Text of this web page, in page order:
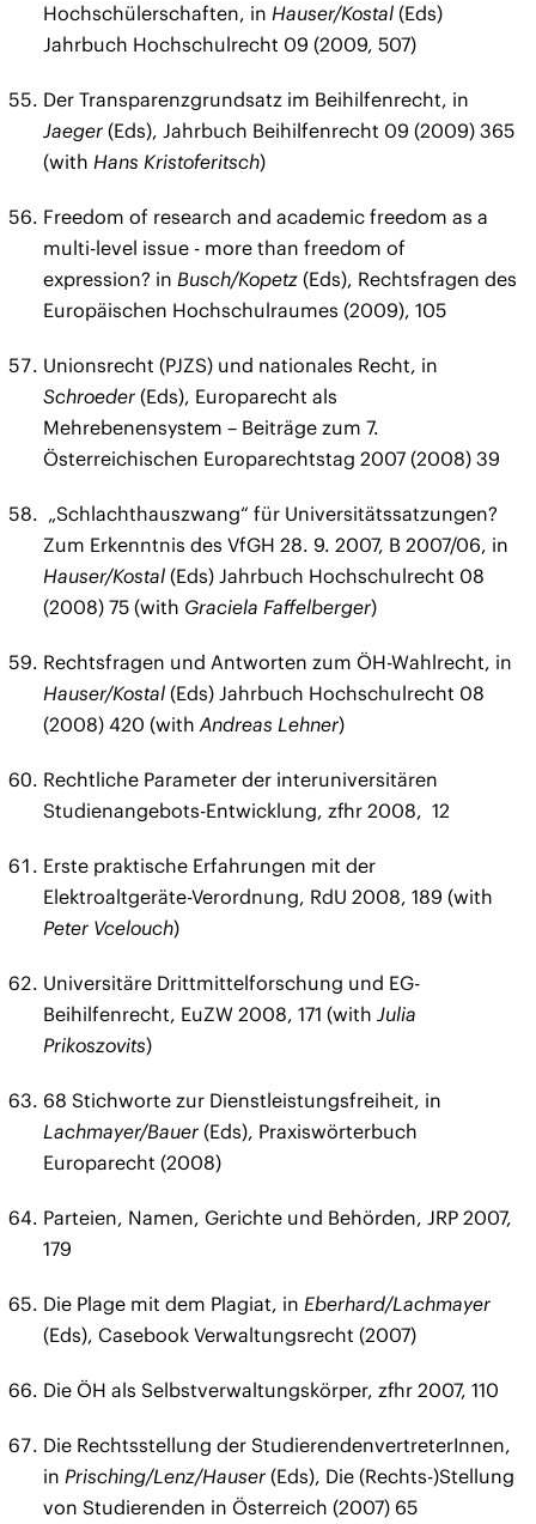
Hochschülerschaften, in Hauser/Kostal (Eds)
Jahrbuch Hochschulrecht 09 (2009, 507)
Der Transparenzgrundsatz im Beihilfenrecht, in
Jaeger (Eds), Jahrbuch Beihilfenrecht 09 (2009) 365
(with Hans Kristoferitsch)
Freedom of research and academic freedom as a
multi-level issue - more than freedom of
expression? in Busch/Kopetz (Eds), Rechtsfragen des
Europäischen Hochschulraumes (2009), 105
Unionsrecht (PJZS) und nationales Recht, in
Schroeder (Eds), Europarecht als
Mehrebenensystem – Beiträge zum 7.
Österreichischen Europarechtstag 2007 (2008) 39
„Schlachthauszwang“ für Universitätssatzungen?
Zum Erkenntnis des VfGH 28. 9. 2007, B 2007/06, in
Hauser/Kostal (Eds) Jahrbuch Hochschulrecht 08
(2008) 75 (with Graciela Faffelberger)
Rechtsfragen und Antworten zum ÖH-Wahlrecht, in
Hauser/Kostal (Eds) Jahrbuch Hochschulrecht 08
(2008) 420 (with Andreas Lehner)
Rechtliche Parameter der interuniversitären
Studienangebots-Entwicklung, zfhr 2008, 12
Erste praktische Erfahrungen mit der
Elektroaltgeräte-Verordnung, RdU 2008, 189 (with
Peter Vcelouch)
Universitäre Drittmittelforschung und EG-
Beihilfenrecht, EuZW 2008, 171 (with Julia
Prikoszovits)
68 Stichworte zur Dienstleistungsfreiheit, in
Lachmayer/Bauer (Eds), Praxiswörterbuch
Europarecht (2008)
Parteien, Namen, Gerichte und Behörden, JRP 2007,
179
Die Plage mit dem Plagiat, in Eberhard/Lachmayer
(Eds), Casebook Verwaltungsrecht (2007)
Die ÖH als Selbstverwaltungskörper, zfhr 2007, 110
Die Rechtsstellung der StudierendenvertreterInnen,
in Prisching/Lenz/Hauser (Eds), Die (Rechts-)Stellung
von Studierenden in Österreich (2007) 65